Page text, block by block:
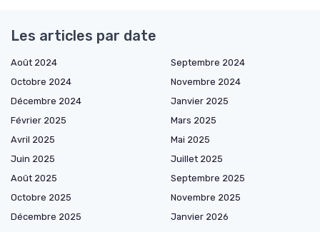
Les articles par date
Août 2024
Septembre 2024
Octobre 2024
Novembre 2024
Décembre 2024
Janvier 2025
Février 2025
Mars 2025
Avril 2025
Mai 2025
Juin 2025
Juillet 2025
Août 2025
Septembre 2025
Octobre 2025
Novembre 2025
Décembre 2025
Janvier 2026